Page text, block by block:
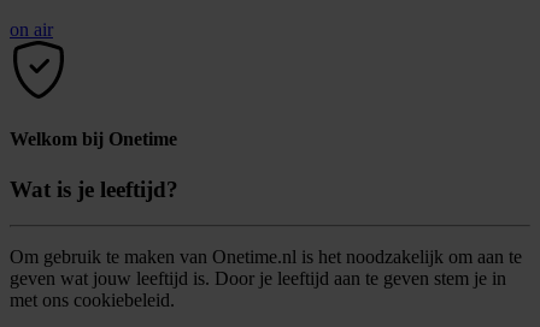
on air
Welkom bij Onetime
Wat is je leeftijd?
Om gebruik te maken van Onetime.nl is het noodzakelijk om aan te
geven wat jouw leeftijd is. Door je leeftijd aan te geven stem je in
met ons cookiebeleid.